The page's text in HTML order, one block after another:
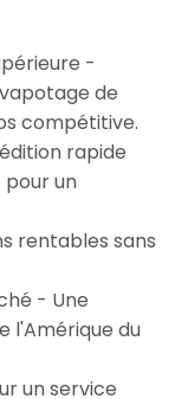
-
de
compétitive.
rapide
pour un
rentables sans
- Une
l'Amérique du
un service